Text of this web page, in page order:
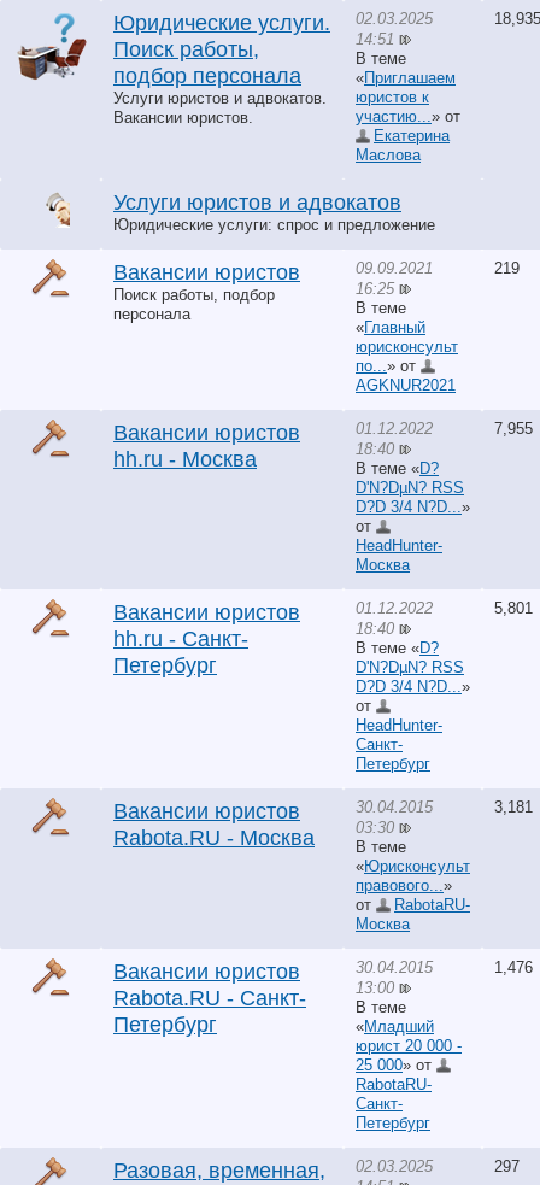
Юридические услуги.
Поиск работы,
подбор персонала
Услуги юристов и адвокатов.
Вакансии юристов.
02.03.2025
14:51
В теме
«Приглашаем
юристов к
участию... » от
Екатерина
Маслова
18,935
Услуги юристов и адвокатов
Юридические услуги: спрос и предложение
Вакансии юристов
Поиск работы, подбор
персонала
09.09.2021
16:25
В теме
«Главный
юрисконсульт
по... » от
AGKNUR2021
219
Вакансии юристов
hh.ru - Москва
01.12.2022
18:40
В теме «D?
D'N?DµN? RSS
D?D 3/4 N?D... »
от
HeadHunter-
Москва
7,955
Вакансии юристов
hh.ru - Санкт-
Петербург
01.12.2022
18:40
В теме «D?
D'N?DµN? RSS
D?D 3/4 N?D... »
от
HeadHunter-
Санкт-
Петербург
5,801
Вакансии юристов
Rabota.RU - Москва
30.04.2015
03:30
В теме
«Юрисконсульт
правового... »
от
RabotaRU-
Москва
3,181
Вакансии юристов
Rabota.RU - Санкт-
Петербург
30.04.2015
13:00
В теме
«Младший
юрист 20 000 -
25 000» от
RabotaRU-
Санкт-
Петербург
1,476
Разовая, временная,
02.03.2025
297